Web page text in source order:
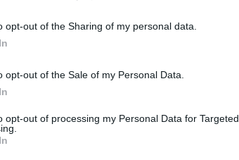
opt-out of the Sharing of my personal data.
opt-out of the Sale of my Personal Data.
opt-out of processing my Personal Data for Targeted